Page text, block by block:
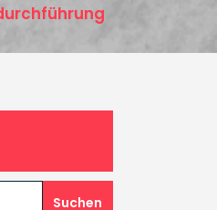
Suchen